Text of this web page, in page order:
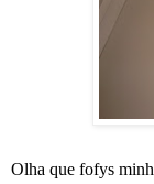
Olha que fofys